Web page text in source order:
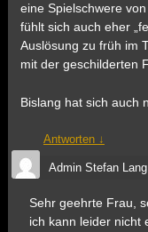
eine Spielschwere
fühlt sich auch eher
Auslösung zu früh im
mit der geschilderten
Bislang hat sich auch
Antworten ↓
Admin Stefan Lang
Sehr geehrte Frau,
ich kann leider nicht